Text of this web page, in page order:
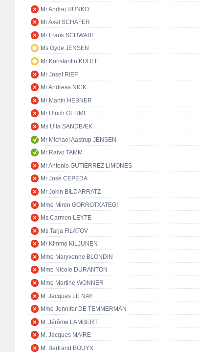
Mr Andrej HUNKO
Mr Axel SCHÄFER
Mr Frank SCHWABE
Ms Gyde JENSEN
Mr Konstantin KUHLE
Mr Josef RIEF
Mr Andreas NICK
Mr Martin HEBNER
Mr Ulrich OEHME
Ms Ulla SANDBÆK
Mr Michael Aastrup JENSEN
Mr Raivo TAMM
Mr Antonio GUTIÉRREZ LIMONES
Mr José CEPEDA
Mr Jokin BILDARRATZ
Mme Miren GORROTXATEGI
Ms Carmen LEYTE
Ms Tarja FILATOV
Mr Kimmo KILJUNEN
Mme Maryvonne BLONDIN
Mme Nicole DURANTON
Mme Martine WONNER
M. Jacques LE NAY
Mme Jennifer DE TEMMERMAN
M. Jérôme LAMBERT
M. Jacques MAIRE
M. Bertrand BOUYX